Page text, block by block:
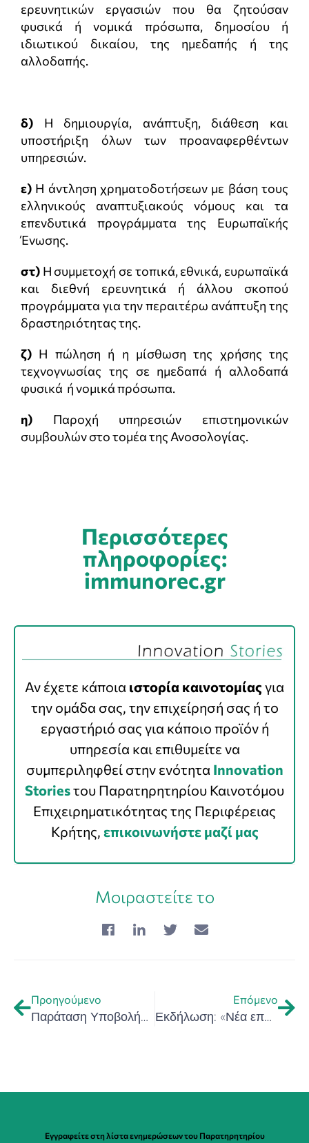
ερευνητικών εργασιών που θα ζητούσαν
φυσικά ή νομικά πρόσωπα, δημοσίου ή
ιδιωτικού δικαίου, της ημεδαπής ή της
αλλοδαπής.
δ) Η δημιουργία, ανάπτυξη, διάθεση και
υποστήριξη όλων των προαναφερθέντων
υπηρεσιών.
ε) Η άντληση χρηματοδοτήσεων με βάση τους
ελληνικούς αναπτυξιακούς νόμους και τα
επενδυτικά προγράμματα της Ευρωπαϊκής
Ένωσης.
στ) Η συμμετοχή σε τοπικά, εθνικά, ευρωπαϊκά
και διεθνή ερευνητικά ή άλλου σκοπού
προγράμματα για την περαιτέρω ανάπτυξη της
δραστηριότητας της.
ζ) Η πώληση ή η μίσθωση της χρήσης της
τεχνογνωσίας της σε ημεδαπά ή αλλοδαπά
φυσικά ή νομικά πρόσωπα.
η) Παροχή υπηρεσιών επιστημονικών
συμβουλών στο τομέα της Ανοσολογίας.
Περισσότερες
πληροφορίες:
immunorec.gr
Αν έχετε κάποια ιστορία καινοτομίας για
την ομάδα σας, την επιχείρησή σας ή το
εργαστήριό σας για κάποιο προϊόν ή
υπηρεσία και επιθυμείτε να
συμπεριληφθεί στην ενότητα Innovation
Storiesτου Παρατηρητηρίου Καινοτόμου
Επιχειρηματικότητας της Περιφέρειας
Κρήτης, επικοινωνήστε μαζί μας
Μοιραστείτε το
Προηγούμενο
Παράταση Υποβολής Αιτήσεων Συμμετοχής Hackathon for Health and Wellness Crete 2024
Επόμενο
Εκδήλωση: «Νέα εποχή για τις χρηματοδοτήσεις στην Ελλάδα» – 10/4/2024
Εγγραφείτε στη λίστα ενημερώσεων του Παρατηρητηρίου